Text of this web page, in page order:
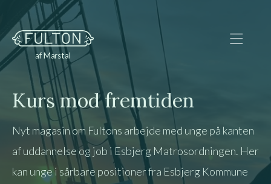
af Marstal
Kurs mod fremtiden
Nyt magasin om Fultons arbejde med unge på kanten
af uddannelse og job i Esbjerg Matrosordningen. Her
kan unge i sårbare positioner fra Esbjerg Kommune